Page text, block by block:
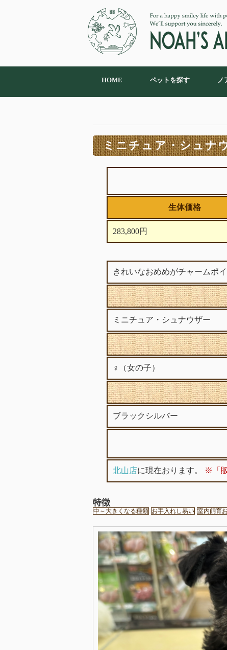
HOME ペットを探す ノ
ミニチュア・シュナ
生体価格
283,800円
きれいなおめめがチャームポ
ミニチュア・シュナウザー
♀（女の子）
ブラックシルバー
北山店に現在おります。 ※「
特徴
中～大きくなる種類 お手入れし易い 室内飼育